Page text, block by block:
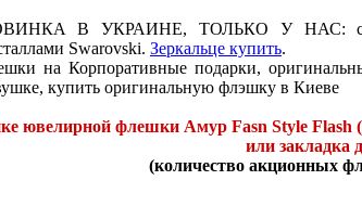
В УКРАИНЕ, ТОЛЬКО У НАС:
Swarovski. Зеркальце купить.
на Корпоративные подарки,
купить оригинальную флэшку в Киеве
ювелирной флешки Амур Fasn Style Flash
или
(количество акционных